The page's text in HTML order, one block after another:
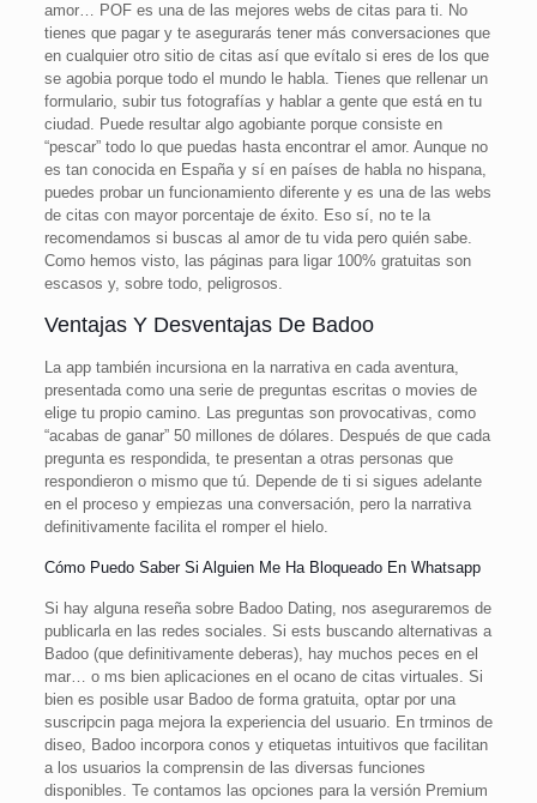
amor… POF es una de las mejores webs de citas para ti. No
tienes que pagar y te asegurarás tener más conversaciones que
en cualquier otro sitio de citas así que evítalo si eres de los que
se agobia porque todo el mundo le habla. Tienes que rellenar un
formulario, subir tus fotografías y hablar a gente que está en tu
ciudad. Puede resultar algo agobiante porque consiste en
“pescar” todo lo que puedas hasta encontrar el amor. Aunque no
es tan conocida en España y sí en países de habla no hispana,
puedes probar un funcionamiento diferente y es una de las webs
de citas con mayor porcentaje de éxito. Eso sí, no te la
recomendamos si buscas al amor de tu vida pero quién sabe.
Como hemos visto, las páginas para ligar 100% gratuitas son
escasos y, sobre todo, peligrosos.
Ventajas Y Desventajas De Badoo
La app también incursiona en la narrativa en cada aventura,
presentada como una serie de preguntas escritas o movies de
elige tu propio camino. Las preguntas son provocativas, como
“acabas de ganar” 50 millones de dólares. Después de que cada
pregunta es respondida, te presentan a otras personas que
respondieron o mismo que tú. Depende de ti si sigues adelante
en el proceso y empiezas una conversación, pero la narrativa
definitivamente facilita el romper el hielo.
Cómo Puedo Saber Si Alguien Me Ha Bloqueado En Whatsapp
Si hay alguna reseña sobre Badoo Dating, nos aseguraremos de
publicarla en las redes sociales. Si ests buscando alternativas a
Badoo (que definitivamente deberas), hay muchos peces en el
mar… o ms bien aplicaciones en el ocano de citas virtuales. Si
bien es posible usar Badoo de forma gratuita, optar por una
suscripcin paga mejora la experiencia del usuario. En trminos de
diseo, Badoo incorpora conos y etiquetas intuitivos que facilitan
a los usuarios la comprensin de las diversas funciones
disponibles. Te contamos las opciones para la versión Premium